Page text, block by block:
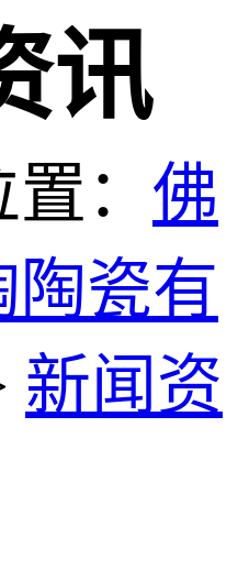
讯
： 佛
陶瓷有
新闻资